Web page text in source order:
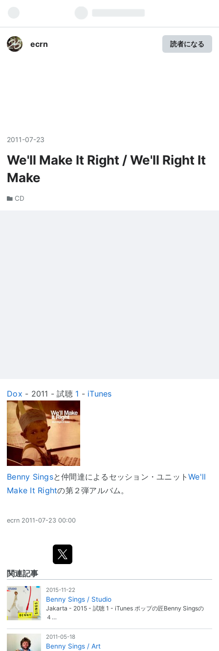
ecrn 読者になる
2011-07-23
We'll Make It Right / We'll Right It
Make
CD
Dox - 2011 - 試聴 1 - iTunes
Benny Singsと仲間達によるセッション・ユニット We'll
Make It Rightの第２弾アルバム。
ecrn 2011-07-23 00:00
関連記事
2015-11-22
Benny Sings / Studio
Jakarta - 2015 - 試聴 1 - iTunes ポップの匠Benny Singsの
４…
2011-05-18
Benny Sings / Art